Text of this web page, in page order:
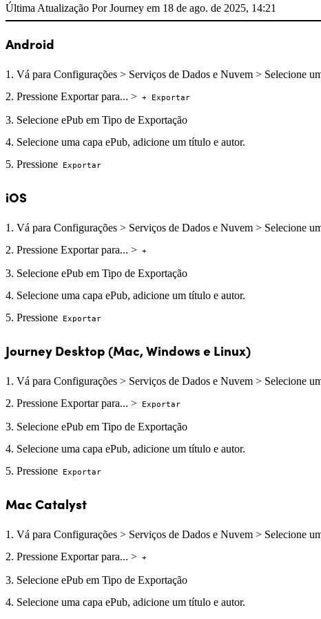
Última Atualização Por Journey em 18 de ago. de 2025, 14:21
Android
Vá para Configurações > Serviços de Dados e Nuvem > Selecione
Pressione Exportar para... > + Exportar
Selecione ePub em Tipo de Exportação
Selecione uma capa ePub, adicione um título e autor.
Pressione
Exportar
iOS
Vá para Configurações > Serviços de Dados e Nuvem > Selecione
Pressione Exportar para... > +
Selecione ePub em Tipo de Exportação
Selecione uma capa ePub, adicione um título e autor.
Pressione
Exportar
Journey Desktop (Mac, Windows e Linux)
Vá para Configurações > Serviços de Dados e Nuvem > Selecione
Pressione Exportar para... >
Exportar
Selecione ePub em Tipo de Exportação
Selecione uma capa ePub, adicione um título e autor.
Pressione
Exportar
Mac Catalyst
Vá para Configurações > Serviços de Dados e Nuvem > Selecione
Pressione Exportar para... > +
Selecione ePub em Tipo de Exportação
Selecione uma capa ePub, adicione um título e autor.